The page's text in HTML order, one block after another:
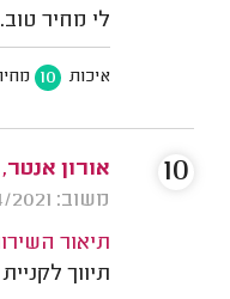
לי מחיר טוב.
איכות 10
אורון אנטר,
משוב: 18/04/2021
תיאור
תיווך
10